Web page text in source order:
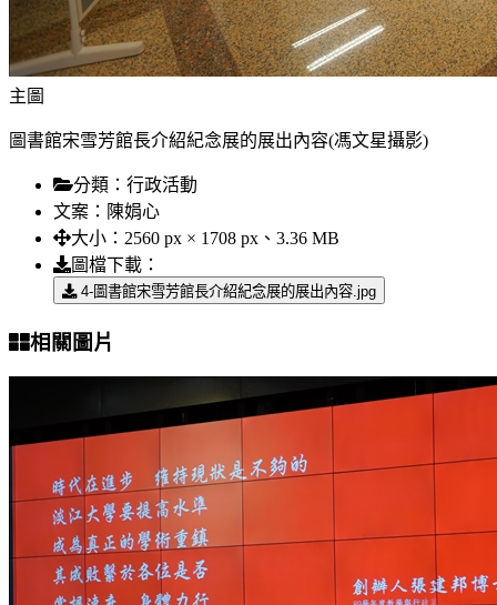
主圖
圖書館宋雪芳館長介紹紀念展的展出內容(馮文星攝影)
分類： 行政活動
文案： 陳娟心
大小： 2560 px × 1708 px、3.36 MB
圖檔下載：
4-圖書館宋雪芳館長介紹紀念展的展出內容.jpg
相關圖片